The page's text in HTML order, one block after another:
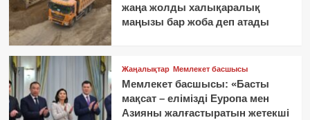
жаңа жолды халықаралық
маңызы бар жоба деп атады
Жаңалықтар Мемлекет басшысы
Мемлекет басшысы: «Басты
мақсат – елімізді Еуропа мен
Азияны жалғастыратын жетекші